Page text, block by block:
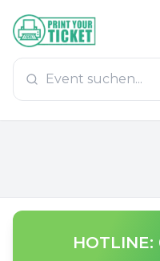
Zum Hauptinhalt
PrintYourTicket